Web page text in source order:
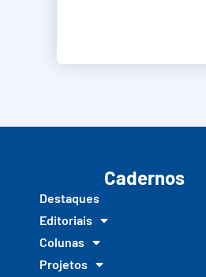
Cadernos
Destaques
Editoriais
Colunas
Projetos